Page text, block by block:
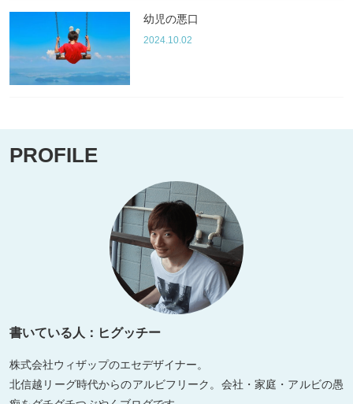
幼児の悪口
2024.10.02
PROFILE
書いている人：ヒグッチー
株式会社ウィザップのエセデザイナー。
北信越リーグ時代からのアルビフリーク。会社・家庭・アルビの愚